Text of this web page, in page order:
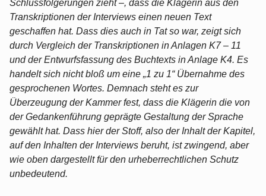
Schlussfolgerungen zieht –, dass die Klägerin aus den
Transkriptionen der Interviews einen neuen Text
geschaffen hat. Dass dies auch in Tat so war, zeigt sich
durch Vergleich der Transkriptionen in Anlagen K7 – 11
und der Entwurfsfassung des Buchtexts in Anlage K4. Es
handelt sich nicht bloß um eine „1 zu 1“ Übernahme des
gesprochenen Wortes. Demnach steht es zur
Überzeugung der Kammer fest, dass die Klägerin die von
der Gedankenführung geprägte Gestaltung der Sprache
gewählt hat. Dass hier der Stoff, also der Inhalt der Kapitel,
auf den Inhalten der Interviews beruht, ist zwingend, aber
wie oben dargestellt für den urheberrechtlichen Schutz
unbedeutend.